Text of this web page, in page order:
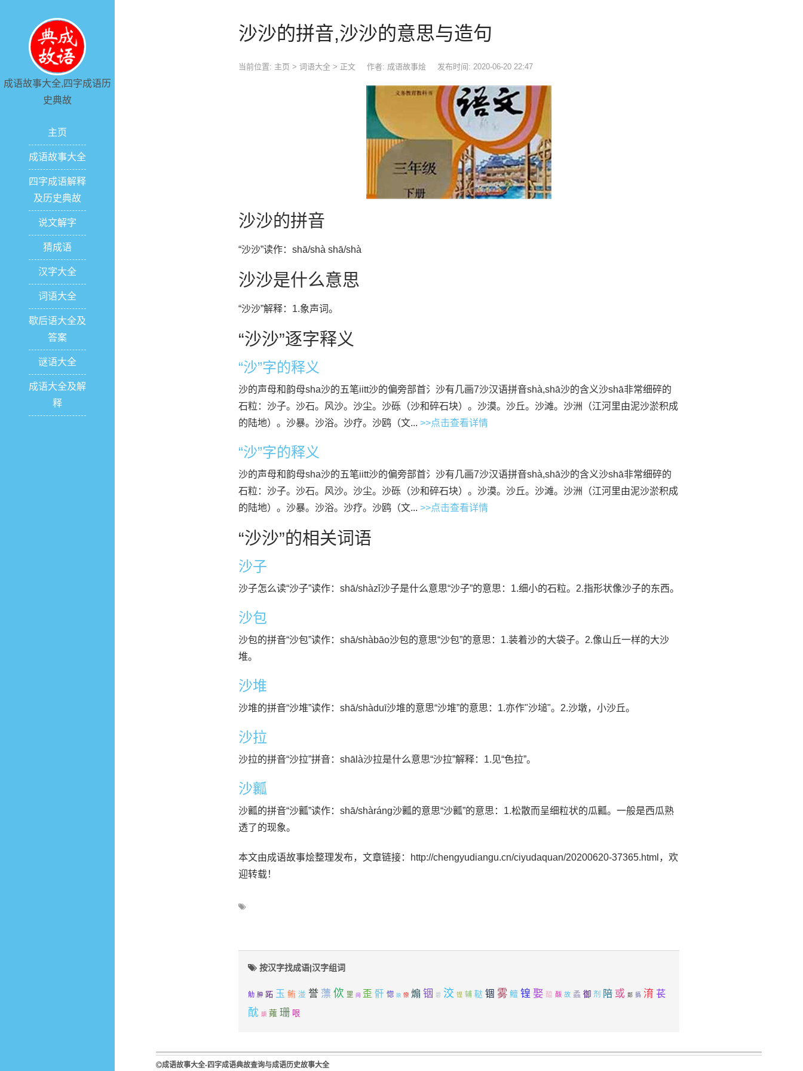
成语故事大全,四字成语历
史典故
主页
成语故事大全
四字成语解释
及历史典故
说文解字
猜成语
汉字大全
词语大全
歇后语大全及
答案
谜语大全
成语大全及解
释
沙沙的拼音,沙沙的意思与造句
当前位置: 主页 > 词语大全 > 正文 作者: 成语故事烩 发布时间: 2020-06-20 22:47
沙沙的拼音
“沙沙”读作：shā/shà shā/shà
沙沙是什么意思
“沙沙”解释：1.象声词。
“沙沙”逐字释义
“沙”字的释义
沙的声母和韵母sha沙的五笔iitt沙的偏旁部首氵沙有几画7沙汉语拼音shà,shā沙的含义沙shā非常细碎的
石粒：沙子。沙石。风沙。沙尘。沙砾（沙和碎石块）。沙漠。沙丘。沙滩。沙洲（江河里由泥沙淤积成
的陆地）。沙暴。沙浴。沙疗。沙鸥（文... >>点击查看详情
“沙”字的释义
沙的声母和韵母sha沙的五笔iitt沙的偏旁部首氵沙有几画7沙汉语拼音shà,shā沙的含义沙shā非常细碎的
石粒：沙子。沙石。风沙。沙尘。沙砾（沙和碎石块）。沙漠。沙丘。沙滩。沙洲（江河里由泥沙淤积成
的陆地）。沙暴。沙浴。沙疗。沙鸥（文... >>点击查看详情
“沙沙”的相关词语
沙子
沙子怎么读“沙子”读作：shā/shàzǐ沙子是什么意思“沙子”的意思：1.细小的石粒。2.指形状像沙子的东西。
沙包
沙包的拼音“沙包”读作：shā/shàbāo沙包的意思“沙包”的意思：1.装着沙的大袋子。2.像山丘一样的大沙
堆。
沙堆
沙堆的拼音“沙堆”读作：shā/shàduī沙堆的意思“沙堆”的意思：1.亦作"沙塠"。2.沙墩，小沙丘。
沙拉
沙拉的拼音“沙拉”拼音：shālà沙拉是什么意思“沙拉”解释：1.见“色拉”。
沙瓤
沙瓤的拼音“沙瓤”读作：shā/shàráng沙瓤的意思“沙瓤”的意思：1.松散而呈细粒状的瓜瓤。一般是西瓜熟
透了的现象。
本文由成语故事烩整理发布，文章链接：http://chengyudiangu.cn/ciyudaquan/20200620-37365.html，欢
迎转载！
按汉字找成语|汉字组词
觔 胂 跖 玉 鲔 湴 誉 薸 佽 罡 问 歪 骭 惚 踉 憏 煽 铟 碧 洨 铿 辅 鞑 锢 雾 鳣 锽 娶 醯 酦 故 蟊 御 剂 陪 或 鄚 撝 淯 苌
酖 顗 蕹 珊 哏
成语故事大全-四字成语典故查询与成语历史故事大全